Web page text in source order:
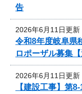
告
2026年6月11日更新
令和8年度岐阜
ロポーザル募集【
2026年6月11日更新
【建設工事】第